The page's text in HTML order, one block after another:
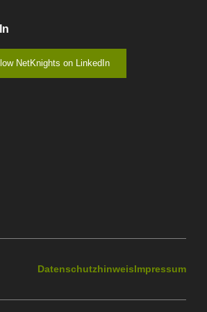
NetKnights on LinkedIn
DatenschutzhinweisImpressum